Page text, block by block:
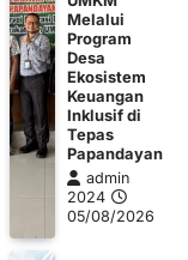
Melalui
Program
Desa
Ekosistem
Keuangan
Inklusif di
Tepas
Papandayan
admin
2024
05/08/2026